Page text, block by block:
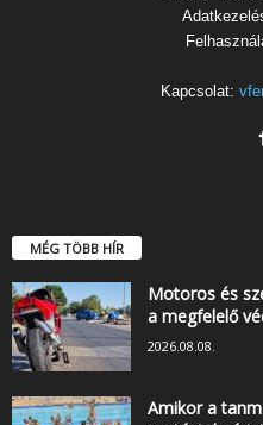
Kapcsolat:
MÉG TÖBB HÍR
Motoros és
a megfelelő
2026.08.08.
Amikor a